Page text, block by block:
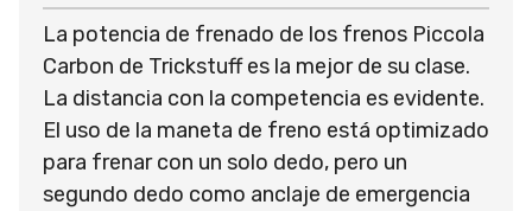
La potencia de frenado de los frenos Piccola
Carbon de Trickstuff es la mejor de su clase.
La distancia con la competencia es evidente.
El uso de la maneta de freno está optimizado
para frenar con un solo dedo, pero un
segundo dedo como anclaje de emergencia